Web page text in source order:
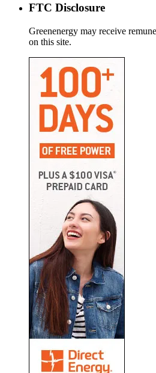
FTC Disclosure
Greenenergy may receive
on this site.